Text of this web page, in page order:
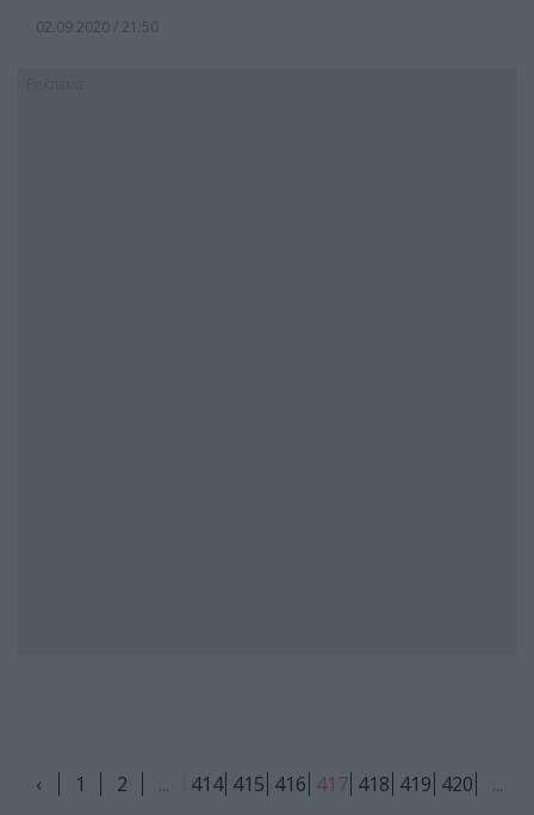
02.09.2020 / 21:50
‹ 1 2 ... 414 415 416 417 418 419 420 ...